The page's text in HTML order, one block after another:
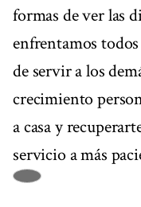
formas de ver las
enfrentamos
de servir a los
crecimiento
a casa y
servicio a más